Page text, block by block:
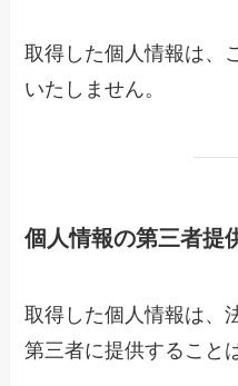
取得した個人情報は、
いたしません。
個人情報の第三者提
取得した個人情報は、
第三者に提供すること